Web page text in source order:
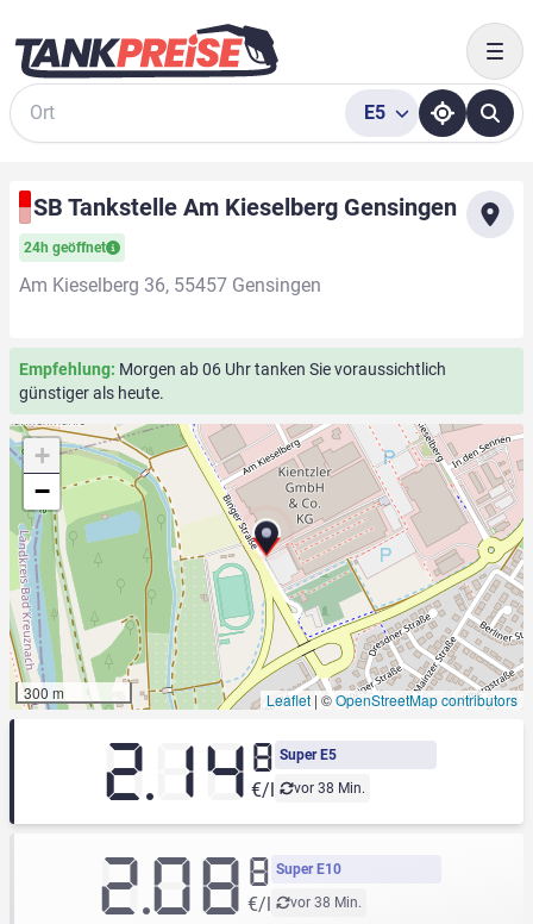
Suche
E5
SB Tankstelle Am Kieselberg Gensingen
24h geöffnet
Am Kieselberg 36, 55457 Gensingen
Empfehlung: Morgen ab 06 Uhr tanken Sie voraussichtlich
günstiger als heute.
+
−
300 m Leaflet | ©OpenStreetMap contributors
Super E5
vor 38 Min.
2.148
€/l
Super E10
vor 38 Min.
2.08 8
€/l